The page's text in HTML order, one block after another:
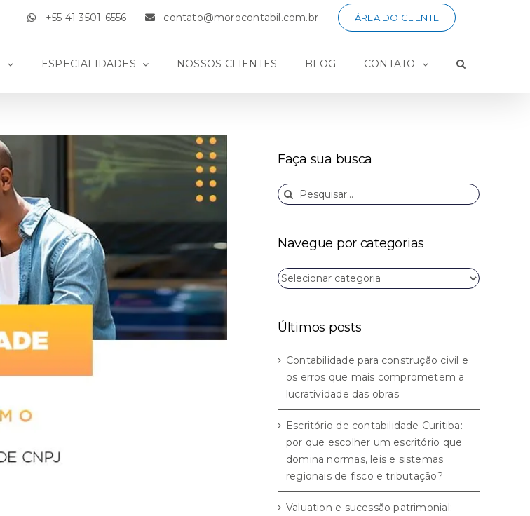
+55 41 3501-6556 contato@morocontabil.com.br ÁREA DO CLIENTE
ESPECIALIDADES NOSSOS CLIENTES BLOG CONTATO
Faça sua busca
Buscar
resultados
Navegue por categorias
Navegue
por
Últimos posts
Contabilidade para construção civil e
os erros que mais comprometem a
lucratividade das obras
Escritório de contabilidade Curitiba:
por que escolher um escritório que
domina normas, leis e sistemas
regionais de fisco e tributação?
Valuation e sucessão patrimonial: